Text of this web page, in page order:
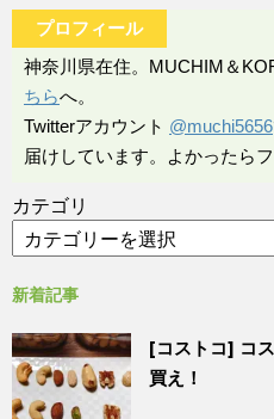
プロフィール
神奈川県在住。MUCHIM＆
ちらへ。
Twitterアカウント @muchi5656
届けしています。よかったら
カテゴリ
新着記事
[コストコ] コ
買え！